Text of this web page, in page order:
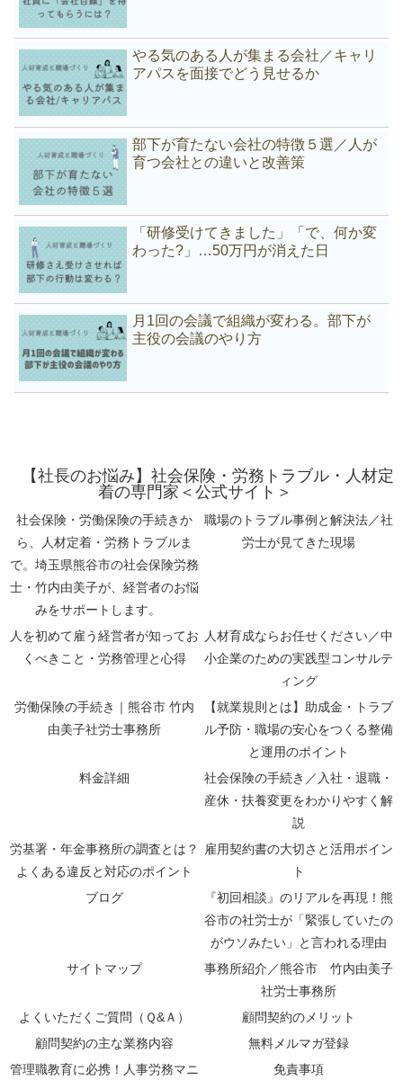
やる気のある人が集まる会社／キャリ
アパスを面接でどう見せるか
部下が育たない会社の特徴５選／人が
育つ会社との違いと改善策
「研修受けてきました」「で、何か変
わった?」…50万円が消えた日
月1回の会議で組織が変わる。部下が
主役の会議のやり方
【社長のお悩み】社会保険・労務トラブル・人材定
着の専門家＜公式サイト＞
社会保険・労働保険の手続きか
ら、人材定着・労務トラブルま
で。埼玉県熊谷市の社会保険労務
士・竹内由美子が、経営者のお悩
みをサポートします。
職場のトラブル事例と解決法／社
労士が見てきた現場
人を初めて雇う経営者が知ってお
くべきこと・労務管理と心得
人材育成ならお任せください／中
小企業のための実践型コンサルテ
ィング
労働保険の手続き｜熊谷市 竹内
由美子社労士事務所
【就業規則とは】助成金・トラブ
ル予防・職場の安心をつくる整備
と運用のポイント
料金詳細
社会保険の手続き／入社・退職・
産休・扶養変更をわかりやすく解
説
労基署・年金事務所の調査とは？
よくある違反と対応のポイント
雇用契約書の大切さと活用ポイン
ト
ブログ
『初回相談』のリアルを再現！熊
谷市の社労士が「緊張していたの
がウソみたい」と言われる理由
サイトマップ
事務所紹介／熊谷市 竹内由美子
社労士事務所
よくいただくご質問（Ｑ&Ａ）
顧問契約のメリット
顧問契約の主な業務内容
無料メルマガ登録
管理職教育に必携！人事労務マニ
免責事項